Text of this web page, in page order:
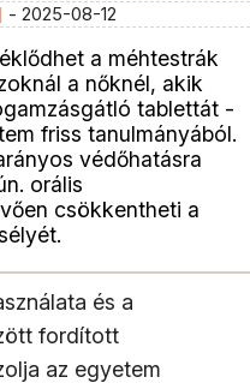
- 2025-08-12
a méhtestrák
a nőknél, akik
tablettát -
friss tanulmányából.
védőhatásra
orális
csökkentheti a
és a
fordított
az egyetem